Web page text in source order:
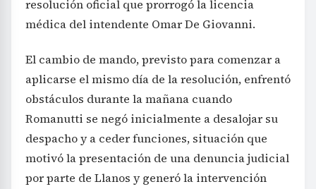
resolución oficial que prorrogó la licencia
médica del intendente Omar De Giovanni.
El cambio de mando, previsto para comenzar a
aplicarse el mismo día de la resolución, enfrentó
obstáculos durante la mañana cuando
Romanutti se negó inicialmente a desalojar su
despacho y a ceder funciones, situación que
motivó la presentación de una denuncia judicial
por parte de Llanos y generó la intervención